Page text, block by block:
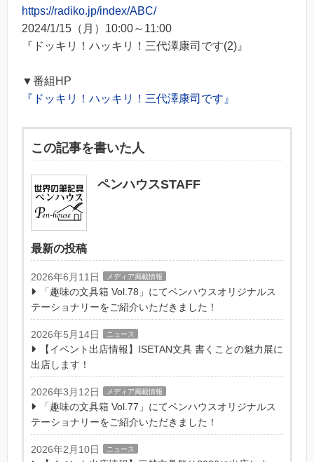
https://radiko.jp/index/ABC/
2024/1/15（月）10:00～11:00
『ドッキリ！ハッキリ！三代澤康司です(2)』
▼番組HP
『ドッキリ！ハッキリ！三代澤康司です』
この記事を書いた人
ペンハウスSTAFF
最新の投稿
2026年6月11日 メディア掲載情報
「趣味の文具箱 Vol.78」にてペンハウスオリジナルス
テーショナリーをご紹介いただきました！
2026年5月14日 ニュース
【イベント出店情報】ISETAN文具 書くことの魅力展に
出店します！
2026年3月12日 メディア掲載情報
「趣味の文具箱 Vol.77」にてペンハウスオリジナルス
テーショナリーをご紹介いただきました！
2026年2月10日 ニュース